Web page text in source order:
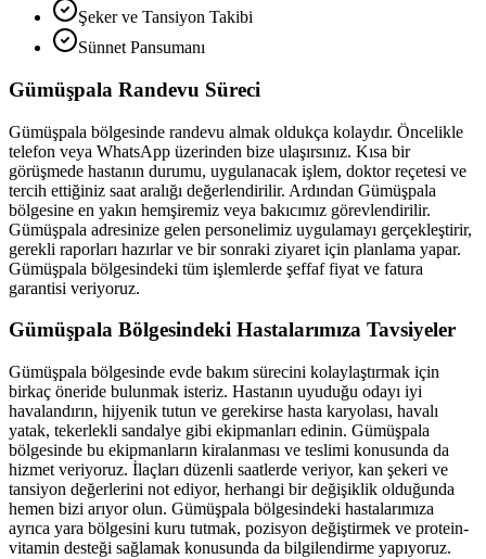
Şeker ve Tansiyon Takibi
Sünnet Pansumanı
Gümüşpala Randevu Süreci
Gümüşpala bölgesinde randevu almak oldukça kolaydır. Öncelikle
telefon veya WhatsApp üzerinden bize ulaşırsınız. Kısa bir
görüşmede hastanın durumu, uygulanacak işlem, doktor reçetesi ve
tercih ettiğiniz saat aralığı değerlendirilir. Ardından Gümüşpala
bölgesine en yakın hemşiremiz veya bakıcımız görevlendirilir.
Gümüşpala adresinize gelen personelimiz uygulamayı gerçekleştirir,
gerekli raporları hazırlar ve bir sonraki ziyaret için planlama yapar.
Gümüşpala bölgesindeki tüm işlemlerde şeffaf fiyat ve fatura
garantisi veriyoruz.
Gümüşpala Bölgesindeki Hastalarımıza Tavsiyeler
Gümüşpala bölgesinde evde bakım sürecini kolaylaştırmak için
birkaç öneride bulunmak isteriz. Hastanın uyuduğu odayı iyi
havalandırın, hijyenik tutun ve gerekirse hasta karyolası, havalı
yatak, tekerlekli sandalye gibi ekipmanları edinin. Gümüşpala
bölgesinde bu ekipmanların kiralanması ve teslimi konusunda da
hizmet veriyoruz. İlaçları düzenli saatlerde veriyor, kan şekeri ve
tansiyon değerlerini not ediyor, herhangi bir değişiklik olduğunda
hemen bizi arıyor olun. Gümüşpala bölgesindeki hastalarımıza
ayrıca yara bölgesini kuru tutmak, pozisyon değiştirmek ve protein-
vitamin desteği sağlamak konusunda da bilgilendirme yapıyoruz.